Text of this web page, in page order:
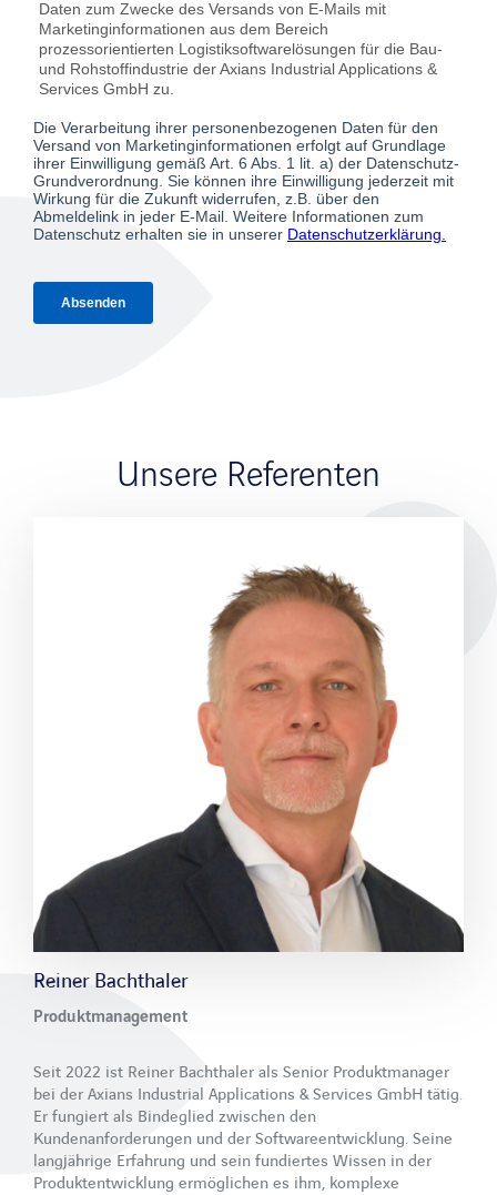
Unsere Referenten
Reiner Bachthaler
Produktmanagement
Seit 2022 ist Reiner Bachthaler als Senior Produktmanager
bei der Axians Industrial Applications & Services GmbH tätig.
Er fungiert als Bindeglied zwischen den
Kundenanforderungen und der Softwareentwicklung. Seine
langjährige Erfahrung und sein fundiertes Wissen in der
Produktentwicklung ermöglichen es ihm, komplexe